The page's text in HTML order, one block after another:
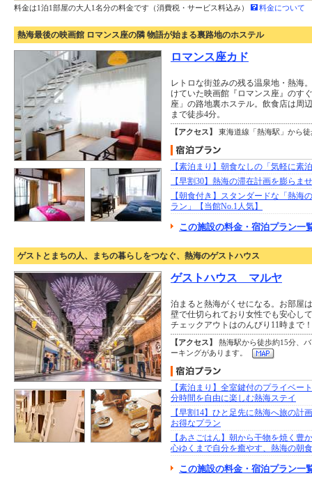
料金は1泊1部屋の大人1名分の料金です（消費税・サービス料込み） 料金について
熱海最後の映画館 ロマンス座の隣 物語が始まる裏路地のホステル
ロマンス座カド
レトロな街並みの残る温泉地・熱海
けていた映画館『ロマンス座』のす
座」の路地裏ホステル。飲食店は周
まで徒歩4分。
【アクセス】 東海道線「熱海駅」から
【素泊まり】朝食なしの「気軽に素
【早割30】熱海の滞在計画を膨らま
【朝食付き】スタンダードな「熱海
ラン」【当館No.1人気】
この施設の料金・宿泊プラン
ゲストとまちの人、まちの暮らしをつなぐ、熱海のゲストハウス
ゲストハウス マルヤ
泊まると熱海がくせになる。お部屋
壁で仕切られており女性でも安心し
チェックアウトはのんびり11時まで！
【アクセス】
熱海駅から徒歩約15分、
ーキングがあります。
【素泊まり】全室鍵付のプライベー
分時間を自由に楽しむ熱海ステイ
【早割14】ひと足先に熱海へ旅の計
お得なプラン
【あさごはん】朝から干物を焼く豊
心ゆくまで自分を癒やす、熱海の朝
この施設の料金・宿泊プラン